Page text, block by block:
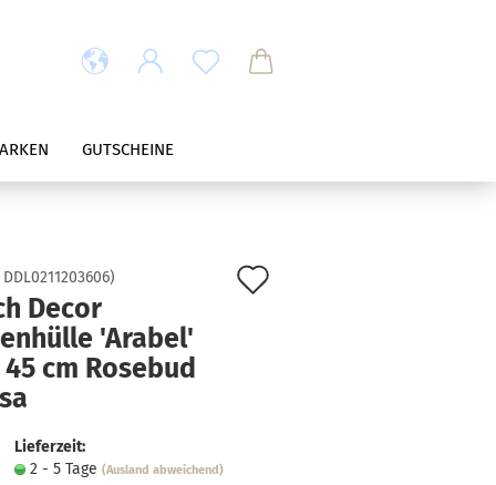
GUTSCHEINE
DDL0211203606)
Decor
'Arabel'
cm Rosebud
Lieferzeit:
2 - 5 Tage (Ausland abweichend)